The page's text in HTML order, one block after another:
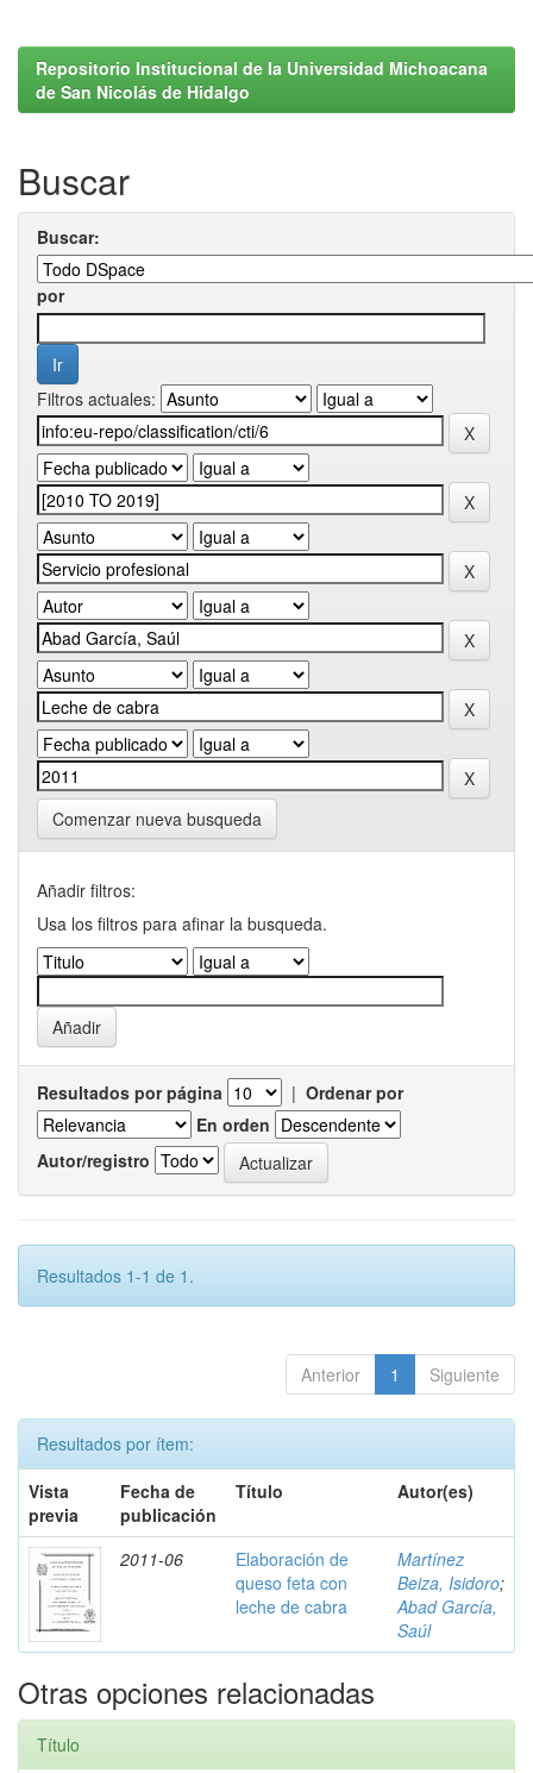
Repositorio Institucional de la Universidad Michoacana
de San Nicolás de Hidalgo
Buscar
Buscar:
por
Filtros actuales:
Comenzar nueva busqueda
Añadir filtros:
Usa los filtros para afinar la busqueda.
Resultados por página | Ordenar por
En orden
Autor/registro
Resultados 1-1 de 1.
Anterior 1 Siguiente
Resultados por ítem:
Vista
previa
Fecha de
publicación
Título Autor(es)
2011-06
Elaboración de
queso feta con
leche de cabra
Martínez
Beiza, Isidoro;
Abad García,
Saúl
Otras opciones relacionadas
Título